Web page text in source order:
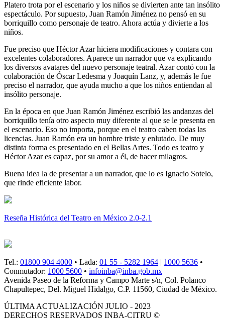
Platero trota por el escenario y los niños se divierten ante tan insólito
espectáculo. Por supuesto, Juan Ramón Jiménez no pensó en su
borriquillo como personaje de teatro. Ahora actúa y divierte a los
niños.
Fue preciso que Héctor Azar hiciera modificaciones y contara con
excelentes colaboradores. Aparece un narrador que va explicando
los diversos avatares del nuevo personaje teatral. Azar contó con la
colaboración de Óscar Ledesma y Joaquín Lanz, y, además le fue
preciso el narrador, que ayuda mucho a que los niños entiendan al
insólito personaje.
En la época en que Juan Ramón Jiménez escribió las andanzas del
borriquillo tenía otro aspecto muy diferente al que se le presenta en
el escenario. Eso no importa, porque en el teatro caben todas las
licencias. Juan Ramón era un hombre triste y enlutado. De muy
distinta forma es presentado en el Bellas Artes. Todo es teatro y
Héctor Azar es capaz, por su amor a él, de hacer milagros.
Buena idea la de presentar a un narrador, que lo es Ignacio Sotelo,
que rinde eficiente labor.
Reseña Histórica del Teatro en México 2.0-2.1
Tel.: 01800 904 4000 • Lada: 01 55 - 5282 1964 | 1000 5636 •
Conmutador: 1000 5600 • infoinba@inba.gob.mx
Avenida Paseo de la Reforma y Campo Marte s/n, Col. Polanco
Chapultepec, Del. Miguel Hidalgo, C.P. 11560, Ciudad de México.
ÚLTIMA ACTUALIZACIÓN JULIO - 2023
DERECHOS RESERVADOS INBA-CITRU ©